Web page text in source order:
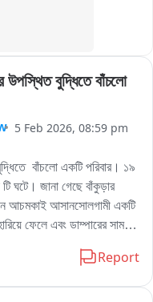
উপস্থিত বুদ্ধিতে বাঁচলো
5 Feb 2026, 08:59 pm
বাঁচলো একটি পরিবার। ১৯
ঘটে। জানা গেছে বাঁকুড়ার
আচমকাই আসানসোলগামী একটি
ফেলে এবং ডাম্পারের সামনে
বেঁচে যায়। আহতদের ট্রফিক
Report